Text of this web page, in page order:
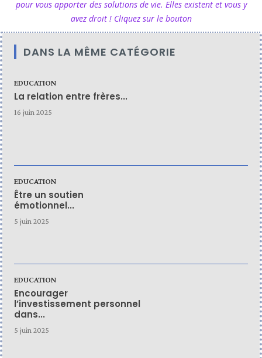
pour vous apporter des solutions de vie. Elles existent et vous y
avez droit ! Cliquez sur le bouton
DANS LA MÊME CATÉGORIE
EDUCATION
La relation entre frères...
16 juin 2025
EDUCATION
Être un soutien
émotionnel...
5 juin 2025
EDUCATION
Encourager
l’investissement personnel
dans...
5 juin 2025